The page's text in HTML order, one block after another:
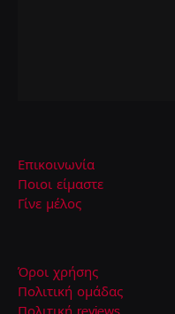
Επικοινωνία
Ποιοι είμαστε
Γίνε μέλος
Όροι χρήσης
Πολιτική ομάδας